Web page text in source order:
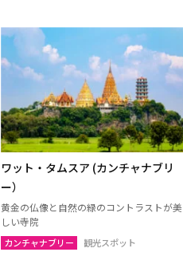
ワット・タムスア (カンチャナブリ
ー）
黄金の仏像と自然の緑のコントラストが美
しい寺院
カンチャナブリー 観光スポット